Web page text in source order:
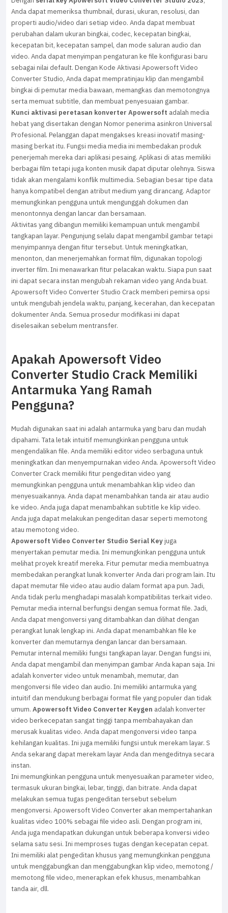
Anda dapat memeriksa thumbnail, durasi, ukuran, resolusi, dan
properti audio/video dari setiap video. Anda dapat membuat
perubahan dalam ukuran bingkai, codec, kecepatan bingkai,
kecepatan bit, kecepatan sampel, dan mode saluran audio dan
video. Anda dapat menyimpan pengaturan ke file konfigurasi baru
sebagai nilai default. Dengan Kode Aktivasi Apowersoft Video
Converter Studio, Anda dapat mempratinjau klip dan mengambil
bingkai di pemutar media bawaan, memangkas dan memotongnya
serta memuat subtitle, dan membuat penyesuaian gambar.
Kunci aktivasi peretasan konverter Apowersoft adalah media
hebat yang disertakan dengan Nomor penerima asinkron Universal
Profesional. Pelanggan dapat mengakses kreasi inovatif masing-
masing berkat itu. Fungsi media media ini membedakan produk
penerjemah mereka dari aplikasi pesaing. Aplikasi di atas memiliki
berbagai film tetapi juga konten musik dapat diputar olehnya. Siswa
tidak akan mengalami konflik multimedia. Sebagian besar tipe data
hanya kompatibel dengan atribut medium yang dirancang. Adaptor
memungkinkan pengguna untuk mengunggah dokumen dan
menontonnya dengan lancar dan bersamaan.
Aktivitas yang dibangun memiliki kemampuan untuk mengambil
tangkapan layar. Pengunjung selalu dapat mengambil gambar tetapi
menyimpannya dengan fitur tersebut. Untuk meningkatkan,
menonton, dan menerjemahkan format film, digunakan topologi
inverter film. Ini menawarkan fitur pelacakan waktu. Siapa pun saat
ini dapat secara instan mengubah rekaman video yang Anda buat.
Apowersoft Video Converter Studio Crack memberi pemirsa opsi
untuk mengubah jendela waktu, panjang, kecerahan, dan kecepatan
dokumenter Anda. Semua prosedur modifikasi ini dapat
diselesaikan sebelum mentransfer.
Apakah Apowersoft Video
Converter Studio Crack Memiliki
Antarmuka Yang Ramah
Pengguna?
Mudah digunakan saat ini adalah antarmuka yang baru dan mudah
dipahami. Tata letak intuitif memungkinkan pengguna untuk
mengendalikan file. Anda memiliki editor video serbaguna untuk
meningkatkan dan menyempurnakan video Anda. Apowersoft Video
Converter Crack memiliki fitur pengeditan video yang
memungkinkan pengguna untuk menambahkan klip video dan
menyesuaikannya. Anda dapat menambahkan tanda air atau audio
ke video. Anda juga dapat menambahkan subtitle ke klip video.
Anda juga dapat melakukan pengeditan dasar seperti memotong
atau memotong video.
Apowersoft Video Converter Studio Serial Keyjuga
menyertakan pemutar media. Ini memungkinkan pengguna untuk
melihat proyek kreatif mereka. Fitur pemutar media membuatnya
membedakan perangkat lunak konverter Anda dari program lain. Itu
dapat memutar file video atau audio dalam format apa pun. Jadi,
Anda tidak perlu menghadapi masalah kompatibilitas terkait video.
Pemutar media internal berfungsi dengan semua format file. Jadi,
Anda dapat mengonversi yang ditambahkan dan dilihat dengan
perangkat lunak lengkap ini. Anda dapat menambahkan file ke
konverter dan memutarnya dengan lancar dan bersamaan.
Pemutar internal memiliki fungsi tangkapan layar. Dengan fungsi ini,
Anda dapat mengambil dan menyimpan gambar Anda kapan saja. Ini
adalah konverter video untuk menambah, memutar, dan
mengonversi file video dan audio. Ini memiliki antarmuka yang
intuitif dan mendukung berbagai format file yang populer dan tidak
umum. Apowersoft Video Converter Keygen adalah konverter
video berkecepatan sangat tinggi tanpa membahayakan dan
merusak kualitas video. Anda dapat mengonversi video tanpa
kehilangan kualitas. Ini juga memiliki fungsi untuk merekam layar. S
Anda sekarang dapat merekam layar Anda dan mengeditnya secara
instan.
Ini memungkinkan pengguna untuk menyesuaikan parameter video,
termasuk ukuran bingkai, lebar, tinggi, dan bitrate. Anda dapat
melakukan semua tugas pengeditan tersebut sebelum
mengonversi. Apowersoft Video Converter akan mempertahankan
kualitas video 100% sebagai file video asli. Dengan program ini,
Anda juga mendapatkan dukungan untuk beberapa konversi video
selama satu sesi. Ini memproses tugas dengan kecepatan cepat.
Ini memiliki alat pengeditan khusus yang memungkinkan pengguna
untuk menggabungkan dan menggabungkan klip video, memotong /
memotong file video, menerapkan efek khusus, menambahkan
tanda air, dll.